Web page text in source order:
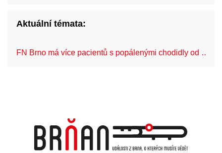
Aktuální témata:
FN Brno má více pacientů s popálenými chodidly od …